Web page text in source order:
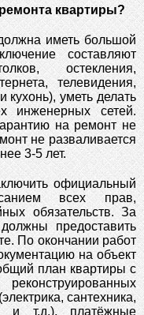
квартиры?
иметь большой
составляют
остекления,
телевидения,
уметь делать
инженерных сетей.
на ремонт не
не разваливается
3-5 лет.
официальный
всех прав,
обязательств. За
предоставить
По окончании работ
на объект
план квартиры с
сантехника,
и т.д.), платёжные